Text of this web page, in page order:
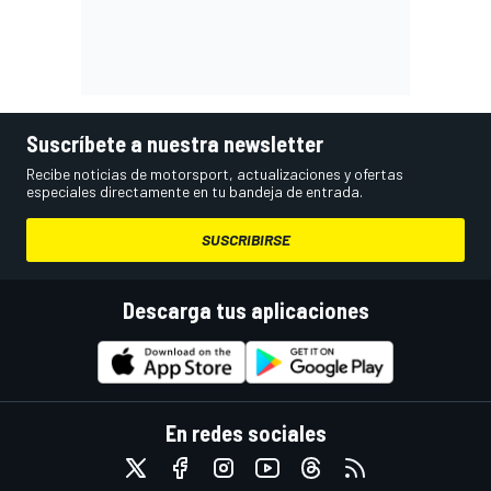
Suscríbete a nuestra newsletter
Recibe noticias de motorsport, actualizaciones y ofertas
especiales directamente en tu bandeja de entrada.
SUSCRIBIRSE
Descarga tus aplicaciones
En redes sociales